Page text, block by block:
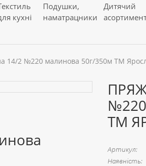
кухні
Подушки,
наматрацники
Дитячий
14/2 №220 малинова 50г/350м ТМ
ТМ
Артикул:
Наявність: